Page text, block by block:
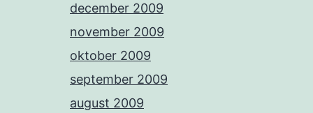
december 2009
november 2009
oktober 2009
september 2009
august 2009